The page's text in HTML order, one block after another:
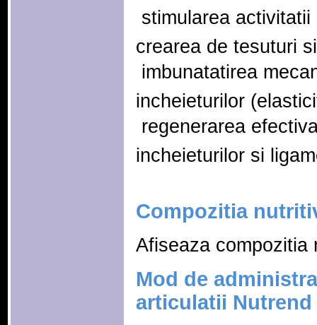
 stimularea
crearea de tesuturi
 imbunatatirea
incheieturilor
 regenerarea
incheieturilor si
Compozitia
Afiseaza compozitia
Mod de
articulatii Nutrend